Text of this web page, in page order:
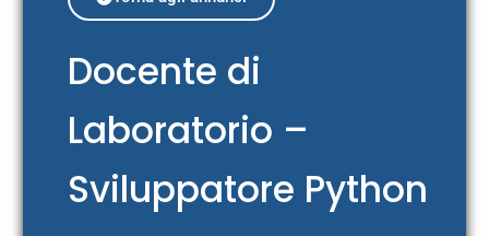
Docente di
Laboratorio –
Sviluppatore Python